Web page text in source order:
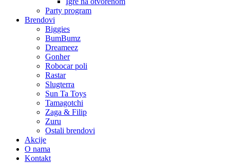
Party program
Brendovi
Biggies
BumBumz
Dreameez
Gonher
Robocar poli
Rastar
Slugterra
Sun Ta Toys
Tamagotchi
Zaga & Filip
Zuru
Ostali brendovi
Akcije
O nama
Kontakt